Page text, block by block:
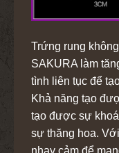
Trứng rung
SAKURA làm
tình liên tục để
Khả năng tạo
tạo được sự
sự thăng hoa.
nhạy cảm để